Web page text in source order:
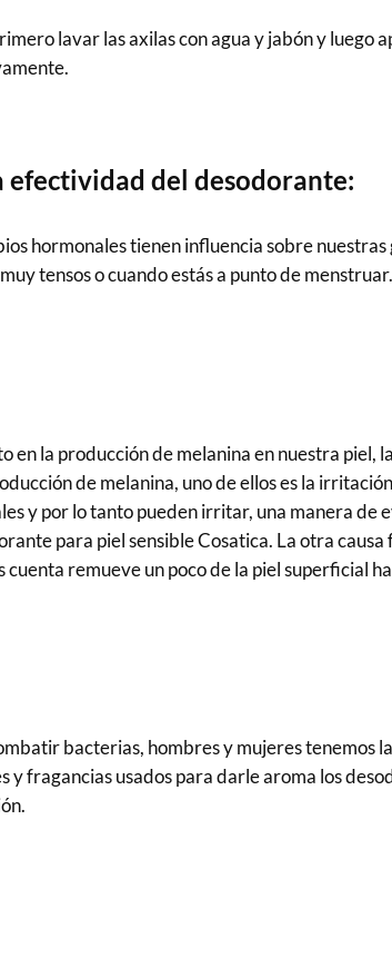
lavar las axilas con agua y jabón y
efectividad del desodorante:
hormonales tienen influencia sobre
tensos o cuando estás a punto de menstruar.
la producción de melanina en nuestra piel,
de melanina, uno de ellos es la
y por lo tanto pueden irritar, una manera
para piel sensible Cosatica. La otra
remueve un poco de la piel superficial
bacterias, hombres y mujeres tenemos
y fragancias usados para darle aroma los